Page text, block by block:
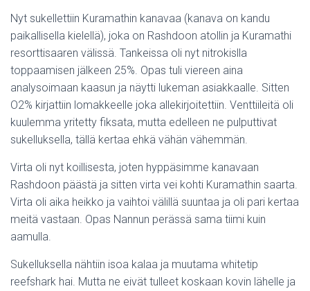
Nyt sukellettiin Kuramathin kanavaa (kanava on kandu
paikallisella kielellä), joka on Rashdoon atollin ja Kuramathi
resorttisaaren välissä. Tankeissa oli nyt nitrokislla
toppaamisen jälkeen 25%. Opas tuli viereen aina
analysoimaan kaasun ja näytti lukeman asiakkaalle. Sitten
O2% kirjattiin lomakkeelle joka allekirjoitettiin. Venttiileitä oli
kuulemma yritetty fiksata, mutta edelleen ne pulputtivat
sukelluksella, tällä kertaa ehkä vähän vähemmän.
Virta oli nyt koillisesta, joten hyppäsimme kanavaan
Rashdoon päästä ja sitten virta vei kohti Kuramathin saarta.
Virta oli aika heikko ja vaihtoi välillä suuntaa ja oli pari kertaa
meitä vastaan. Opas Nannun perässä sama tiimi kuin
aamulla.
Sukelluksella nähtiin isoa kalaa ja muutama whitetip
reefshark hai. Mutta ne eivät tulleet koskaan kovin lähelle ja